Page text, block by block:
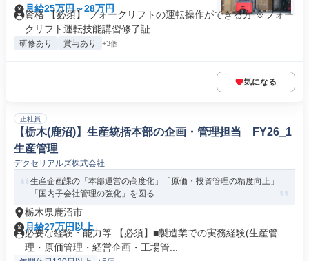
月給25万円～28万円
資格 【必須】 フォークリフトの運転操作ができる方 ※フォー
クリフト運転技能講習修了証...
研修あり 賞与あり +3個
気になる
正社員
【栃木(鹿沼)】生産統括本部の企画・管理担当 FY26_1
生産管理
デクセリアルズ株式会社
生産企画課の「本部運営の高度化」「原価・投資管理の精度向上」
「国内子会社管理の強化」を図る...
栃木県鹿沼市
月給27万円以上
必要な経験・能力等 【必須】■製造業での実務経験(生産管
理・原価管理・経営企画・工場管...